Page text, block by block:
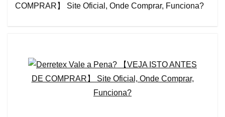
COMPRAR】 Site Oficial, Onde Comprar, Funciona?